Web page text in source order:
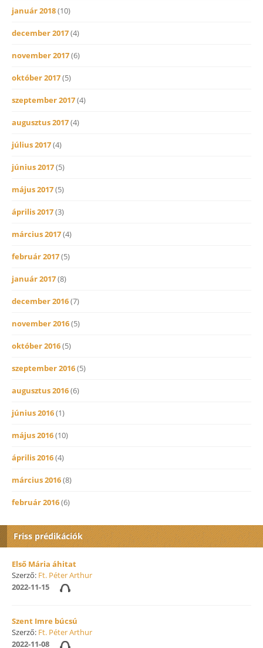
január 2018(10)
december 2017(4)
november 2017(6)
október 2017(5)
szeptember 2017(4)
augusztus 2017(4)
július 2017(4)
június 2017(5)
május 2017(5)
április 2017(3)
március 2017(4)
február 2017(5)
január 2017(8)
december 2016(7)
november 2016(5)
október 2016(5)
szeptember 2016(5)
augusztus 2016(6)
június 2016(1)
május 2016(10)
április 2016(4)
március 2016(8)
február 2016(6)
Friss prédikációk
Első Mária áhitat
Szerző: Ft. Péter Arthur
2022-11-15
Szent Imre búcsú
Szerző: Ft. Péter Arthur
2022-11-08